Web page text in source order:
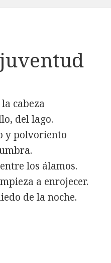
cabeza
del lago.
y polvoriento
los álamos.
a enrojecer.
de la noche.